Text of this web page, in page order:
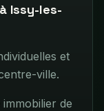
Issy-les-
et
ville.
de